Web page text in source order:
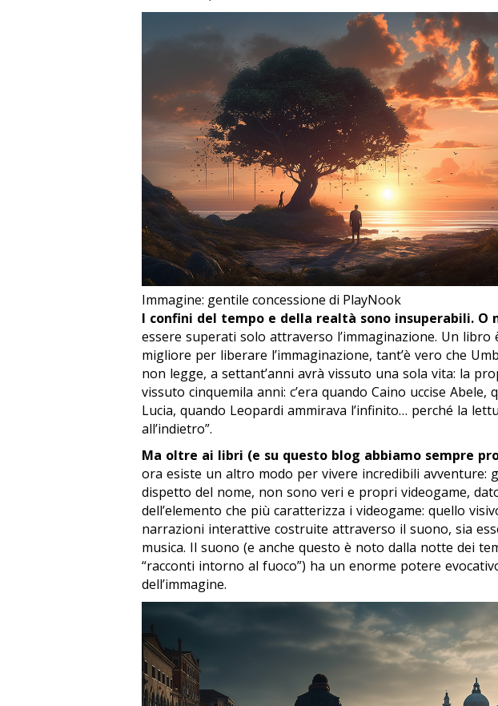
Immagine: gentile concessione di PlayNook
I confini del tempo e della realtà sono insuperabili. O
essere superati solo attraverso l’immaginazione. Un libro
migliore per liberare l’immaginazione, tant’è vero che
non legge, a settant’anni avrà vissuto una sola vita: la
vissuto cinquemila anni: c’era quando Caino uccise Abele,
Lucia, quando Leopardi ammirava l’infinito… perché la
all’indietro”.
Ma oltre ai libri (e su questo blog abbiamo sempre
ora esiste un altro modo per vivere incredibili avventure:
dispetto del nome, non sono veri e propri videogame,
dell’elemento che più caratterizza i videogame: quello
narrazioni interattive costruite attraverso il suono, sia
musica. Il suono (e anche questo è noto dalla notte dei
“racconti intorno al fuoco”) ha un enorme potere
dell’immagine.